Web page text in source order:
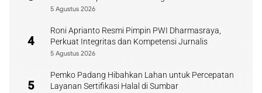
5 Agustus 2026
4
Roni Aprianto Resmi Pimpin PWI Dharmasraya,
Perkuat Integritas dan Kompetensi Jurnalis
5 Agustus 2026
5
Pemko Padang Hibahkan Lahan untuk Percepatan
Layanan Sertifikasi Halal di Sumbar